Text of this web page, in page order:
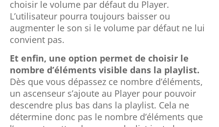
augmenter le son si le volume par défaut ne lui
convient pas.
Et enfin, une option permet de choisir le
nombre d’éléments visible dans la playlist.
Dès que vous dépassez ce nombre d’éléments,
un ascenseur s’ajoute au Player pour pouvoir
descendre plus bas dans la playlist. Cela ne
détermine donc pas le nombre d’éléments que
l’on peut mettre dans une playlist juste le
nombre d’éléments visible avant que l’on soit